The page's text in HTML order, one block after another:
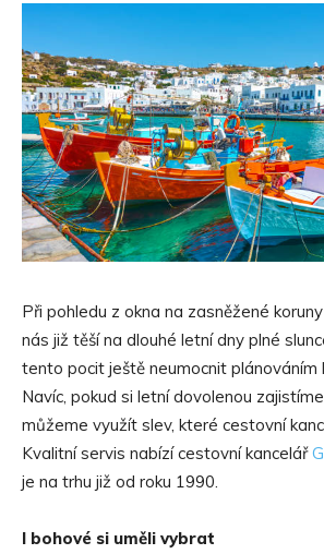
Při pohledu z okna na zasněžené
nás již těší na dlouhé letní dny plné
tento pocit ještě neumocnit plánováním
Navíc, pokud si letní dovolenou
můžeme využít slev, které cestovní
Kvalitní servis nabízí cestovní kancelář
je na trhu již od roku 1990.
I bohové si uměli vybrat